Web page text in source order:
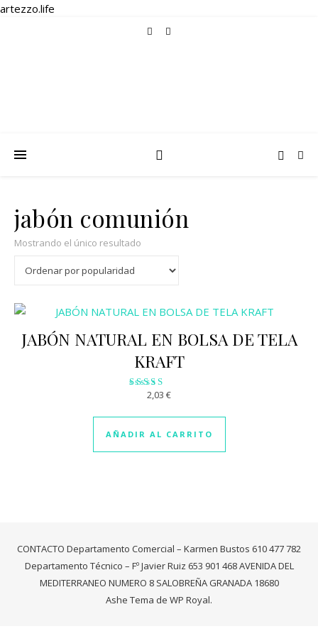
artezzo.life
jabón comunión
Mostrando el único resultado
JABÓN NATURAL EN BOLSA DE TELA
KRAFT
Valorado
2.81
de 5
2,03 €
AÑADIR AL CARRITO
CONTACTO Departamento Comercial – Karmen Bustos 610 477 782
Departamento Técnico – Fº Javier Ruiz 653 901 468 AVENIDA DEL
MEDITERRANEO NUMERO 8 SALOBREÑA GRANADA 18680
Ashe Tema de WP Royal.